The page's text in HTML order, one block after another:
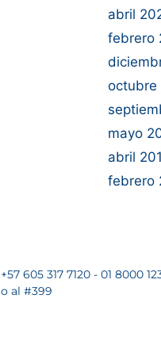
abril
febrero
octubre
mayo
abril
febrero
+57 605 317 7120 - 01 8000
o al #399